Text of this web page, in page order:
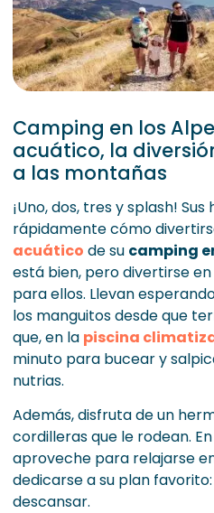
Camping en los
acuático, la
a las montañas
¡Uno, dos, tres y splash!
rápidamente cómo
acuático de su camping
está bien, pero divertirse
para ellos. Llevan
los manguitos desde que
que, en la piscina
minuto para bucear y
nutrias.
Además, disfruta de un
cordilleras que le rodean.
aproveche para relajarse
dedicarse a su plan
descansar.